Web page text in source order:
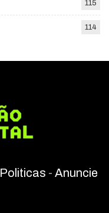
115
114
Politicas - Anuncie